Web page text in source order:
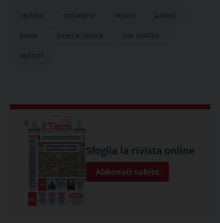
certosa convegno nicora pavesi
pavia ricerca clinica san matteo
venturi
Sfoglia la rivista online
Abbonati subito